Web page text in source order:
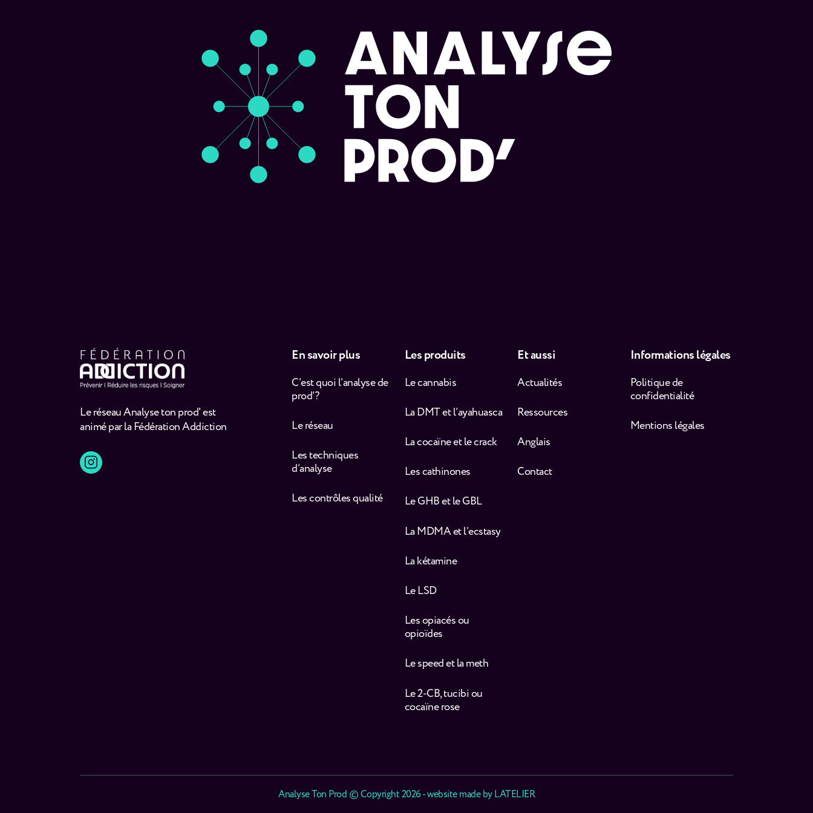
Le réseau Analyse ton prod' est
animé par la Fédération Addiction
En savoir plus
C’est quoi l’analyse de
prod’ ?
Le réseau
Les techniques
d’analyse
Les contrôles qualité
Les produits
Le cannabis
La DMT et l’ayahuasca
La cocaïne et le crack
Les cathinones
Le GHB et le GBL
La MDMA et l’ecstasy
La kétamine
Le LSD
Les opiacés ou
opioïdes
Le speed et la meth
Le 2-CB, tucibi ou
cocaïne rose
Et aussi
Actualités
Ressources
Anglais
Contact
Informations légales
Politique de
confidentialité
Mentions légales
Analyse Ton Prod © Copyright 2026 - website made byLATELIER